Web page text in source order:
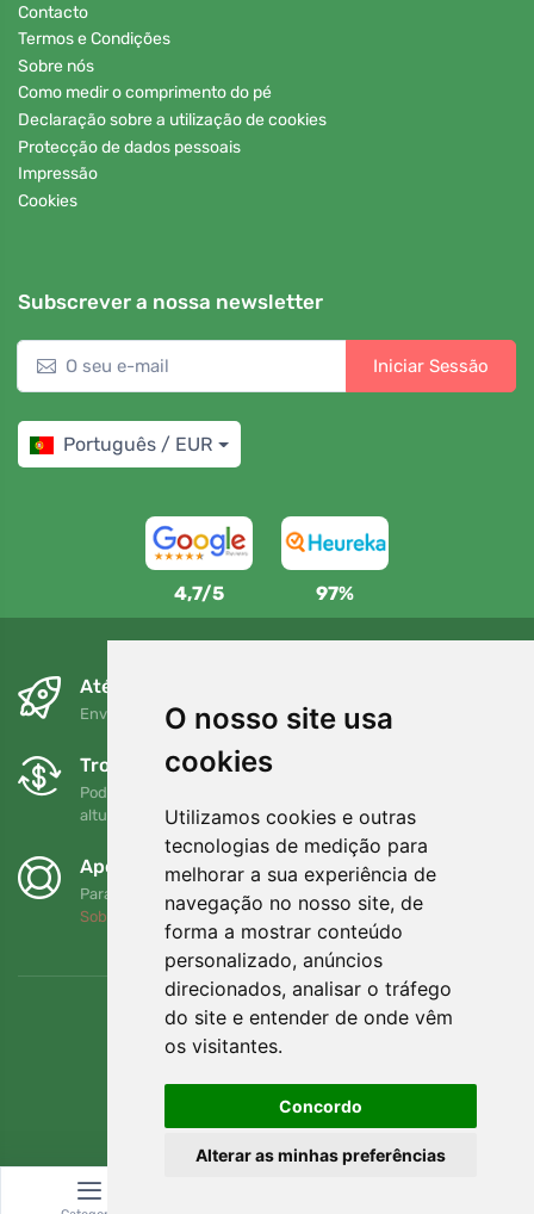
O nosso site usa
cookies
Utilizamos cookies e outras
tecnologias de medição para
melhorar a sua experiência de
navegação no nosso site, de
forma a mostrar conteúdo
personalizado, anúncios
direcionados, analisar o tráfego
do site e entender de onde vêm
os visitantes.
Concordo
Alterar as minhas preferências
Contacto
Termos e Condições
Sobre nós
Como medir o comprimento do pé
Declaração sobre a utilização de cookies
Protecção de dados pessoais
Impressão
Cookies
Subscrever a nossa newsletter
Iniciar Sessão
Português / EUR
4,7/5 97%
Até ao dia seguinte e sem custos
Envio gratuito para encomendas superiores a 80 EUR
Trocas e devoluções gratuitas
Pode devolver ou trocar a sua encomenda em qualquer
altura no prazo de 90 dias
Apoiamos a Trees.org
Para cada encomenda plantamos uma árvore! Leia mais
Sobre nós